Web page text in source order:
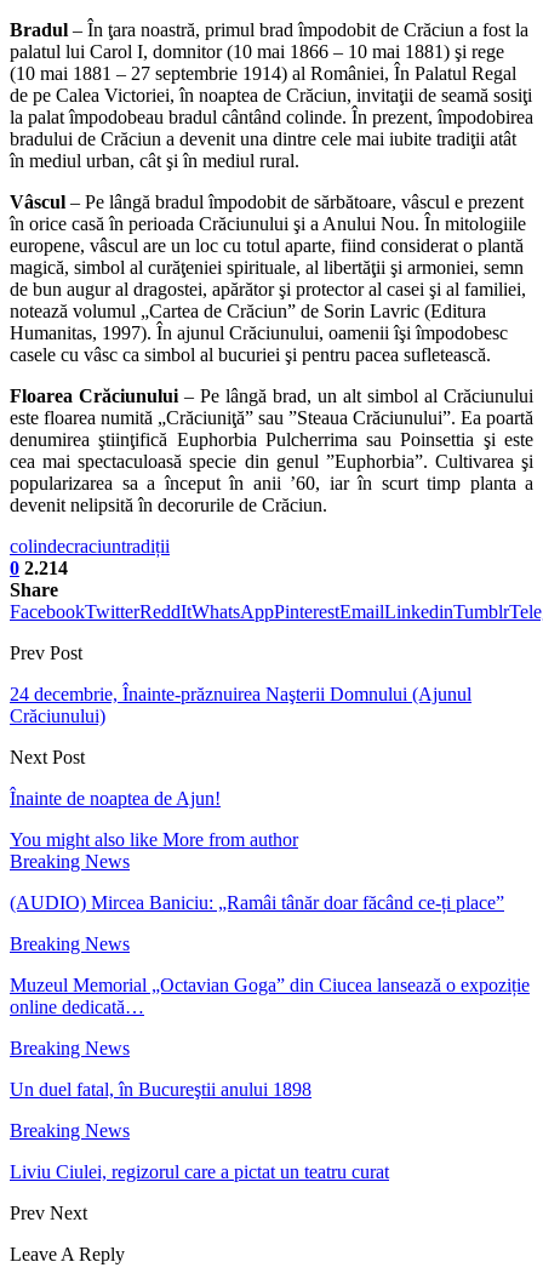
Bradul – În ţara noastră, primul brad împodobit de Crăciun a fost la
palatul lui Carol I, domnitor (10 mai 1866 – 10 mai 1881) şi rege
(10 mai 1881 – 27 septembrie 1914) al României, În Palatul Regal
de pe Calea Victoriei, în noaptea de Crăciun, invitaţii de seamă sosiţi
la palat împodobeau bradul cântând colinde. În prezent, împodobirea
bradului de Crăciun a devenit una dintre cele mai iubite tradiţii atât
în mediul urban, cât şi în mediul rural.
Vâscul – Pe lângă bradul împodobit de sărbătoare, vâscul e prezent
în orice casă în perioada Crăciunului şi a Anului Nou. În mitologiile
europene, vâscul are un loc cu totul aparte, fiind considerat o plantă
magică, simbol al curăţeniei spirituale, al libertăţii şi armoniei, semn
de bun augur al dragostei, apărător şi protector al casei şi al familiei,
notează volumul „Cartea de Crăciun” de Sorin Lavric (Editura
Humanitas, 1997). În ajunul Crăciunului, oamenii îşi împodobesc
casele cu vâsc ca simbol al bucuriei şi pentru pacea sufletească.
Floarea Crăciunului – Pe lângă brad, un alt simbol al Crăciunului
este floarea numită „Crăciuniţă” sau ”Steaua Crăciunului”. Ea poartă
denumirea ştiinţifică Euphorbia Pulcherrima sau Poinsettia şi este
cea mai spectaculoasă specie din genul ”Euphorbia”. Cultivarea şi
popularizarea sa a început în anii ’60, iar în scurt timp planta a
devenit nelipsită în decorurile de Crăciun.
colindecraciuntradiții
0 2.214
Share
FacebookTwitterReddItWhatsAppPinterestEmailLinkedinTumblr
Prev Post
24 decembrie, Înainte-prăznuirea Naşterii Domnului (Ajunul
Crăciunului)
Next Post
Înainte de noaptea de Ajun!
You might also like More from author
Breaking News
(AUDIO) Mircea Baniciu: „Ramâi tânăr doar făcând ce-ți place”
Breaking News
Muzeul Memorial „Octavian Goga” din Ciucea lansează o expoziție
online dedicată…
Breaking News
Un duel fatal, în Bucureştii anului 1898
Breaking News
Liviu Ciulei, regizorul care a pictat un teatru curat
Prev Next
Leave A Reply